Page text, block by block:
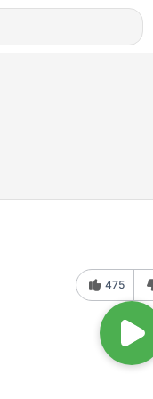
475